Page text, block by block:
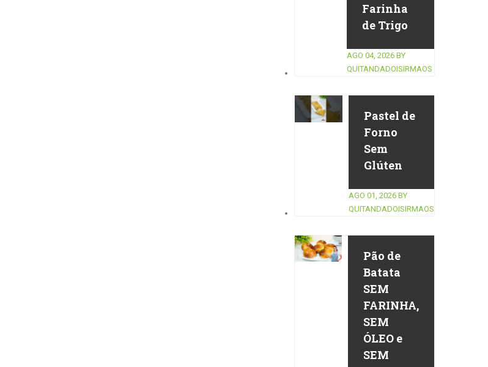
Farinha
de Trigo
AGO 04, 2026 BY
QUITANDADOISIRMAOS
Pastel de
Forno
Sem
Glúten
AGO 01, 2026 BY
QUITANDADOISIRMAOS
Pão de
Batata
SEM
FARINHA,
SEM
ÓLEO e
SEM